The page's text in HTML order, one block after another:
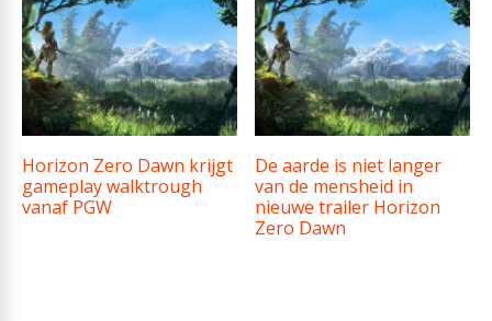
Horizon Zero Dawn krijgt
gameplay walktrough
vanaf PGW
De aarde is niet langer
van de mensheid in
nieuwe trailer Horizon
Zero Dawn